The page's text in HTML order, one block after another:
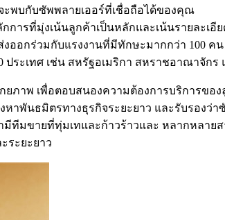
ะพบกับซัพพลายเออร์ที่เชื่อถือได้ของคุณ
ารที่มุ่งเน้นลูกค้าเป็นหลักและเน้นรายละเอีย
งออกร่วมกับแรงงานที่มีทักษะมากกว่า 100
ระเทศ เช่น สหรัฐอเมริกา สหราชอาณาจักร
าพ เพื่อตอบสนองความต้องการบริการของ
พันธมิตรทางธุรกิจระยะยาว และรับรองว่า
มขายที่ทุ่มเทและก้าวร้าวและ หลากหลายส
ระยะยาว